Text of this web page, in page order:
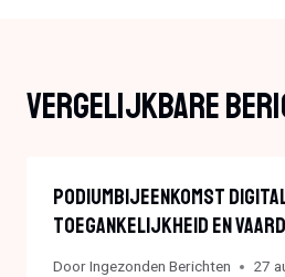
Vergelijkbare
Podiumbijeenkomst
Toegankelijkheid En
DoorIngezonden Berichten 27